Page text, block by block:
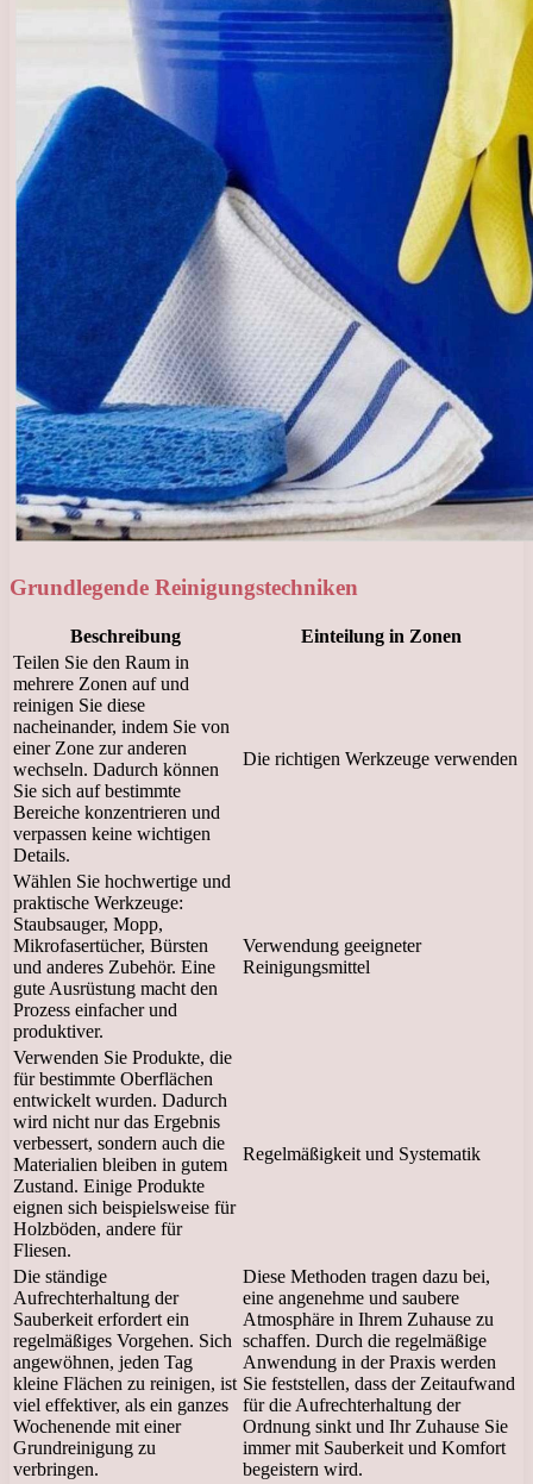
Grundlegende Reinigungstechniken
Beschreibung
Einteilung in Zonen
Teilen Sie den Raum in
mehrere Zonen auf und
reinigen Sie diese
nacheinander, indem Sie von
einer Zone zur anderen
wechseln. Dadurch können
Sie sich auf bestimmte
Bereiche konzentrieren und
verpassen keine wichtigen
Details.
Die richtigen Werkzeuge verwenden
Wählen Sie hochwertige und
praktische Werkzeuge:
Staubsauger, Mopp,
Mikrofasertücher, Bürsten
und anderes Zubehör. Eine
gute Ausrüstung macht den
Prozess einfacher und
produktiver.
Verwendung geeigneter
Reinigungsmittel
Verwenden Sie Produkte, die
für bestimmte Oberflächen
entwickelt wurden. Dadurch
wird nicht nur das Ergebnis
verbessert, sondern auch die
Materialien bleiben in gutem
Zustand. Einige Produkte
eignen sich beispielsweise für
Holzböden, andere für
Fliesen.
Regelmäßigkeit und Systematik
Die ständige
Aufrechterhaltung der
Sauberkeit erfordert ein
regelmäßiges Vorgehen. Sich
angewöhnen, jeden Tag
kleine Flächen zu reinigen, ist
viel effektiver, als ein ganzes
Wochenende mit einer
Grundreinigung zu
verbringen.
Diese Methoden tragen dazu bei,
eine angenehme und saubere
Atmosphäre in Ihrem Zuhause zu
schaffen. Durch die regelmäßige
Anwendung in der Praxis werden
Sie feststellen, dass der Zeitaufwand
für die Aufrechterhaltung der
Ordnung sinkt und Ihr Zuhause Sie
immer mit Sauberkeit und Komfort
begeistern wird.